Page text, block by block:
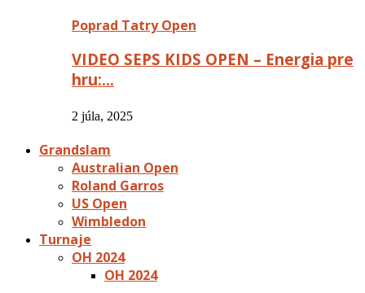
Poprad Tatry Open
VIDEO SEPS KIDS OPEN – Energia pre
hru:…
2 júla, 2025
Grandslam
Australian Open
Roland Garros
US Open
Wimbledon
Turnaje
OH 2024
OH 2024